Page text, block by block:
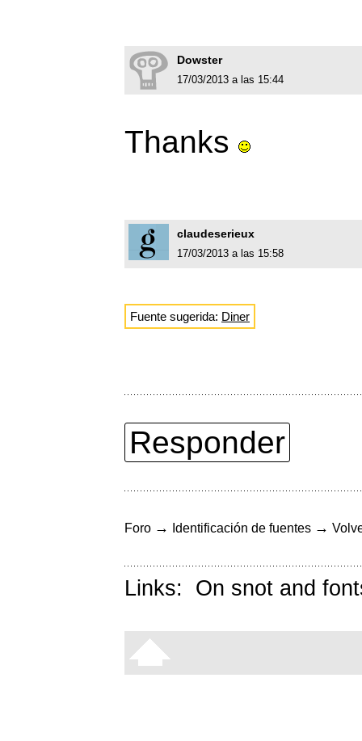
Dowster
17/03/2013 a las 15:44
Thanks
claudeserieux
17/03/2013 a las 15:58
Fuente sugerida: Diner
Responder
Foro → Identificación de fuentes →
Links: On snot and